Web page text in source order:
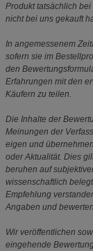
Produkt tatsächlich
nicht bei uns gekauft
In angemessenem
sofern sie im
den
Erfahrungen mit den
Käufern zu teilen.
Die Inhalte der
Meinungen der
eigen und
oder Aktualität. Dies
beruhen auf
wissenschaftlich
Empfehlung
Angaben und
Wir veröffentlichen
eingehende